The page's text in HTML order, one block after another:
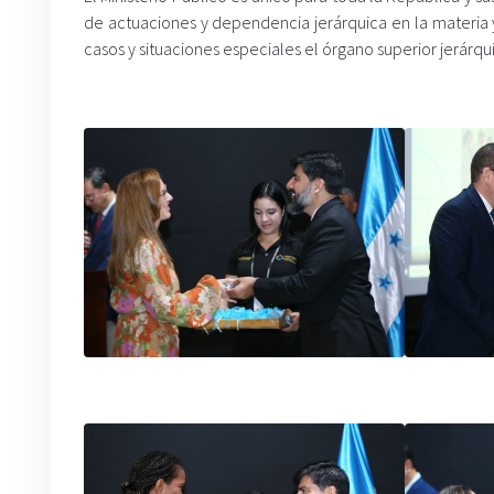
de actuaciones y dependencia jerárquica en la
casos y situaciones especiales el órgano superior